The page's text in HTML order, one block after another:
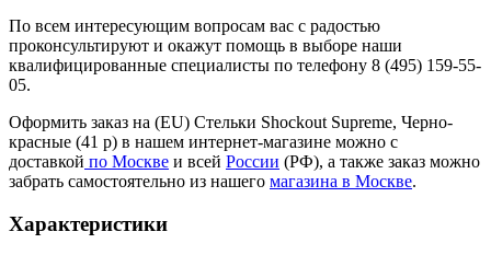
По всем интересующим вопросам вас с радостью
проконсультируют и окажут помощь в выборе наши
квалифицированные специалисты по телефону 8 (495) 159-55-
05.
Оформить заказ на (EU) Стельки Shockout Supreme, Черно-
красные (41 р) в нашем интернет-магазине можно с
доставкой по Москве и всей России (РФ), а также заказ можно
забрать самостоятельно из нашего магазина в Москве.
Характеристики